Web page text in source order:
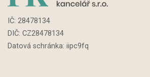
IČ: 28478134
DIČ: CZ28478134
Datová schránka: iipc9fq